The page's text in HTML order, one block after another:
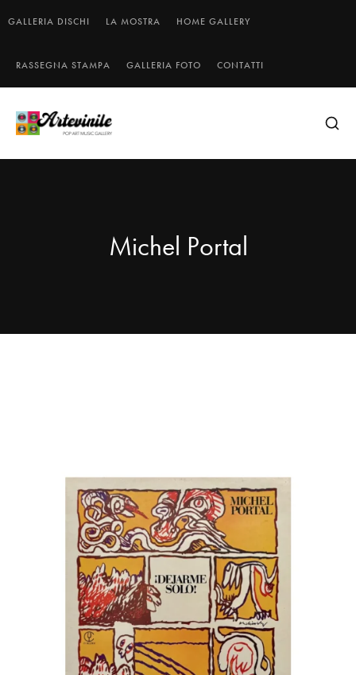
GALLERIA DISCHI LA MOSTRA HOME GALLERY
RASSEGNA STAMPA GALLERIA FOTO CONTATTI
Michel Portal